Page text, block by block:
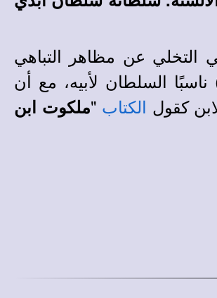
التخلي عن مظاهر التباهي
ناسبًا السلطان لأبيه، مع أن
كقول
الكتاب "ملكوت ابن